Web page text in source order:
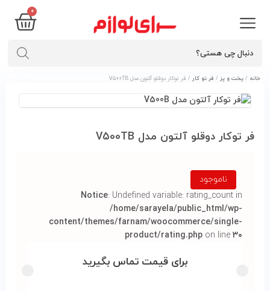
۰
خانه / پخت و پز / فر تو کار / فر توکار دوقلو آلتون مدل V500TB
فر توکار دوقلو آلتون مدل V500TB
ناموجود
Notice: Undefined variable: rating_count in
/home/sarayela/public_html/wp-
content/themes/farnam/woocommerce/single-
product/rating.php on line۳۰
برای قیمت تماس بگیرید